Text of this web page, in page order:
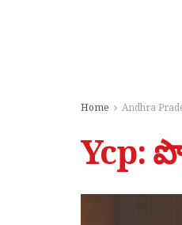
Home Andhra
Ycp: